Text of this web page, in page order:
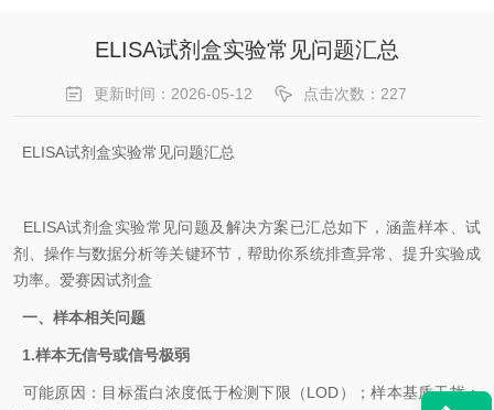
ELISA试剂盒实验常见问题汇总
更新时间：2026-05-12 点击次数：227
ELISA试剂盒实验常见问题汇总
ELISA试剂盒实验常见问题及解决方案已汇总如下‌，涵盖样本、试
剂、操作与数据分析等关键环节，帮助你系统排查异常、提升实验成
功率。爱赛因试剂盒
一、样本相关问题
1.‌样本无信号或信号极弱‌
可能原因‌：目标蛋白浓度低于检测下限（LOD）；样本基质干扰；